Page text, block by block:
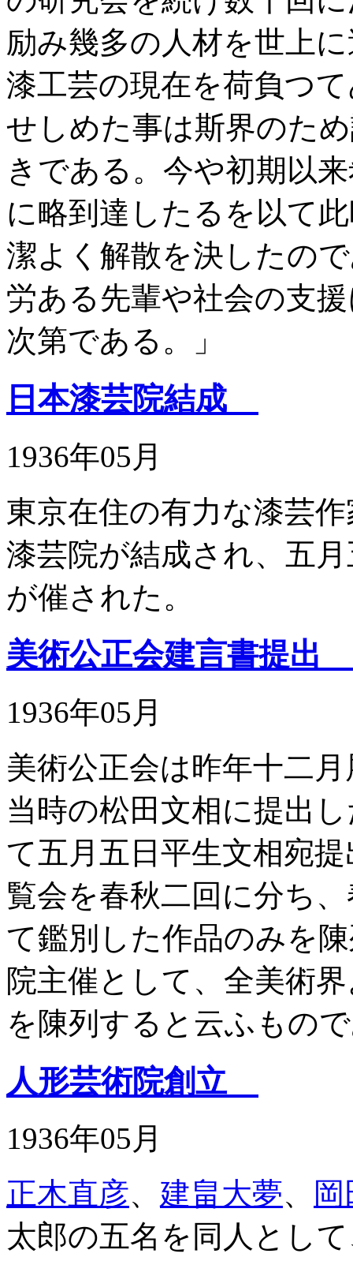
励み幾多の人材を世上
漆工芸の現在を荷負つ
せしめた事は斯界のた
きである。今や初期以
に略到達したるを以て
潔よく解散を決したの
労ある先輩や社会の支
次第である。」
日本漆芸院結成
1936年05月
東京在住の有力な漆芸
漆芸院が結成され、五
が催された。
美術公正会建言書提出
1936年05月
美術公正会は昨年十二
当時の松田文相に提出
て五月五日平生文相宛
覧会を春秋二回に分ち
て鑑別した作品のみを
院主催として、全美術
を陳列すると云ふもの
人形芸術院創立
1936年05月
正木直彦、 建畠大夢、
太郎の五名を同人とし